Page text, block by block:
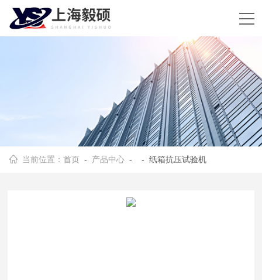
当前位置：首页 - 产品中心 - - 纸箱抗压试验机